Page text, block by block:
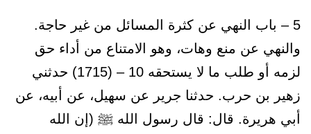
5 – باب النهي عن كثرة المسائل من غير حاجة.
والنهي عن منع وهات، وهو الامتناع من أداء حق
لزمه أو طلب ما لا يستحقه 10 – (1715) حدثني
زهير بن حرب. حدثنا جرير عن سهيل، عن أبيه، عن
أبي هريرة. قال: قال رسول الله ﷺ (إن الله